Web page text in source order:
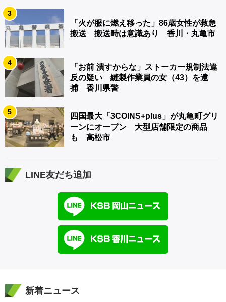
3
「火が服に燃え移った」86歳女性が救急
搬送 搬送時は意識あり 香川・丸亀市
4
「お前 潰すからな」ストーカー規制法違
反の疑い 縫製作業員の女（43）を逮
捕 香川県警
5
四国最大「3COINS+plus」が丸亀町グリ
ーンにオープン 大型店舗限定の商品
も 高松市
LINE友だち追加
新着ニュース